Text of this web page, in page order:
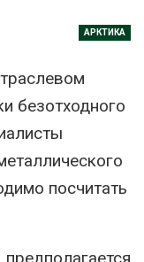
АРКТИКА
безотходного
посчитать